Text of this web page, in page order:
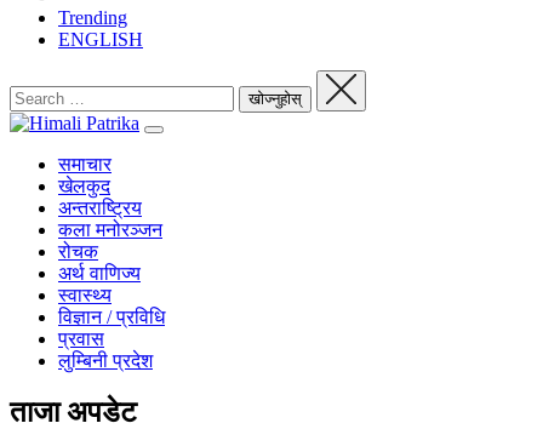
Trending
ENGLISH
समाचार
खेलकुद
अन्तराष्ट्रिय
कला मनोरञ्जन
रोचक
अर्थ वाणिज्य
स्वास्थ्य
विज्ञान / प्रविधि
प्रवास
लुम्बिनी प्रदेश
ताजा अपडेट